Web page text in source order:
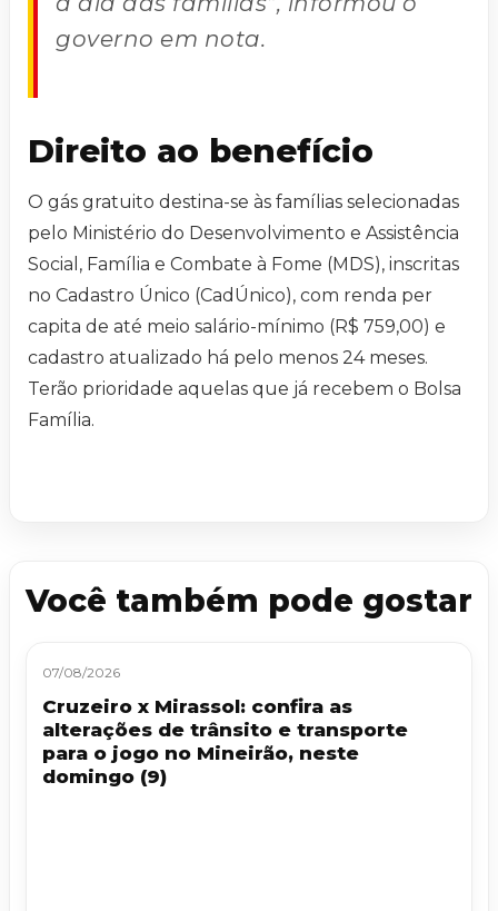
governo em nota.
Direito ao benefício
O gás gratuito destina-se às famílias selecionadas
pelo Ministério do Desenvolvimento e Assistência
Social, Família e Combate à Fome (MDS), inscritas
no Cadastro Único (CadÚnico), com renda per
capita de até meio salário-mínimo (R$ 759,00) e
cadastro atualizado há pelo menos 24 meses.
Terão prioridade aquelas que já recebem o Bolsa
Família.
Você também pode gostar
07/08/2026
Cruzeiro x Mirassol: confira as
alterações de trânsito e transporte
para o jogo no Mineirão, neste
domingo (9)